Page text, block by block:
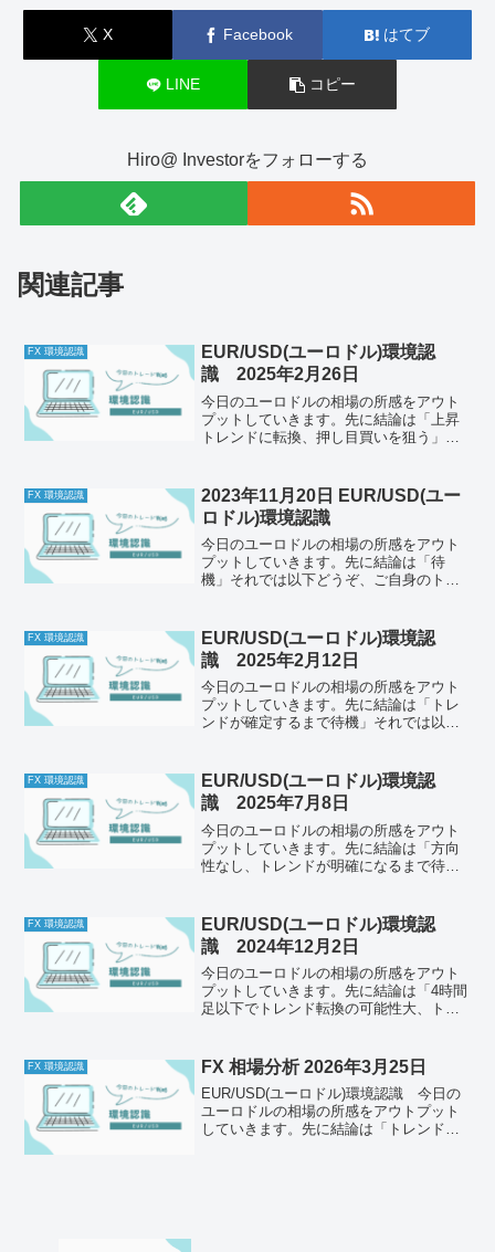
X Facebook はてブ
LINE コピー
Hiro@ Investorをフォローする
関連記事
FX 環境認識
EUR/USD(ユーロドル)環境認
識 2025年2月26日
今日のユーロドルの相場の所感をアウト
プットしていきます。先に結論は「上昇
トレンドに転換、押し目買いを狙う」そ
い。今日の体調はどうか今日もとくに懸
念点はなし。メンタルは安...
FX 環境認識
2023年11月20日 EUR/USD(ユー
ロドル)環境認識
今日のユーロドルの相場の所感をアウト
プットしていきます。先に結論は「待
機」それでは以下どうぞ、ご自身のトレ
日は少し寝不足でしたが、なんとか回復
しました。体力的には特に...
FX 環境認識
EUR/USD(ユーロドル)環境認
識 2025年2月12日
今日のユーロドルの相場の所感をアウト
プットしていきます。先に結論は「トレ
ンドが確定するまで待機」それでは以下
体調はどうか今日もとくに懸念点はな
し。メンタルは安定している...
FX 環境認識
EUR/USD(ユーロドル)環境認
識 2025年7月8日
今日のユーロドルの相場の所感をアウト
プットしていきます。先に結論は「方向
性なし、トレンドが明確になるまで待
ください。今日の体調はどうか今日もと
くに懸念点はなし。メンタル...
FX 環境認識
EUR/USD(ユーロドル)環境認
識 2024年12月2日
今日のユーロドルの相場の所感をアウト
プットしていきます。先に結論は「4時間
足以下でトレンド転換の可能性大、トレ
ルールと併せて一緒に確認してくださ
い。今日の体調はどうか今...
FX 環境認識 FX 相場分析 2026年3月25日
EUR/USD(ユーロドル)環境認識 今日の
ユーロドルの相場の所感をアウトプット
していきます。先に結論は「トレンド転